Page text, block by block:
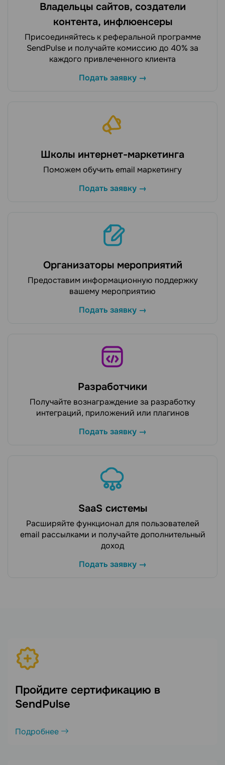
Владельцы сайтов, создатели
контента, инфлюенсеры
Присоединяйтесь к реферальной программе
SendPulse и получайте комиссию до 40% за
каждого привлеченного клиента
Подать заявку →
Школы интернет-маркетинга
Поможем обучить email маркетингу
Подать заявку →
Организаторы мероприятий
Предоставим информационную поддержку
вашему мероприятию
Подать заявку →
Разработчики
Получайте вознаграждение за разработку
интеграций, приложений или плагинов
Подать заявку →
SaaS системы
Расширяйте функционал для пользователей
email рассылками и получайте дополнительный
доход
Подать заявку →
Пройдите сертификацию в
SendPulse
Подробнее